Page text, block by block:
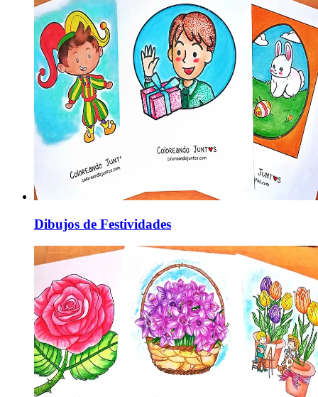
Dibujos de Festividades